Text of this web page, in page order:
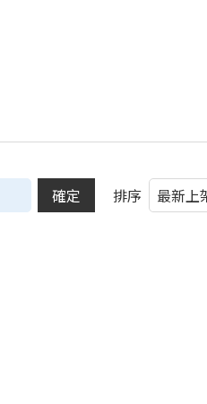
確定 排序